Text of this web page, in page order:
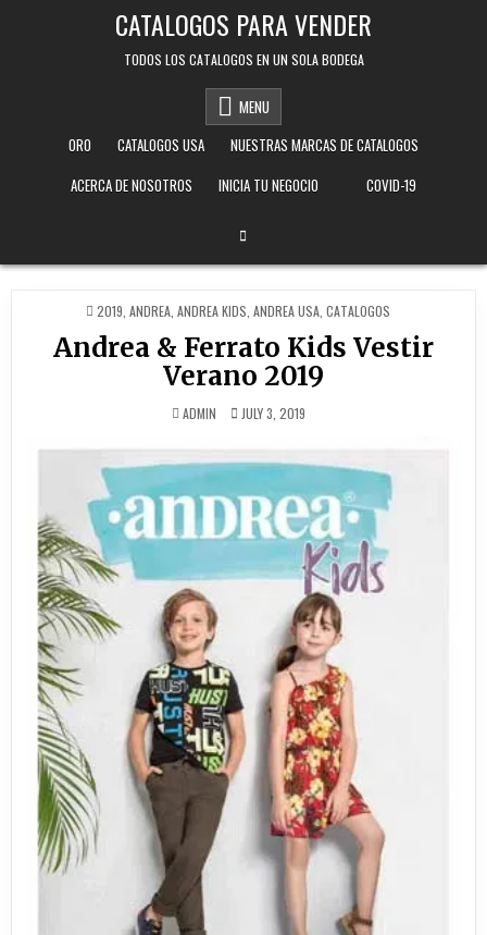
CATALOGOS PARA VENDER
TODOS LOS CATALOGOS EN UN SOLA BODEGA
MENU
ORO
CATALOGOS USA
NUESTRAS MARCAS DE CATALOGOS
ACERCA DE NOSOTROS
INICIA TU NEGOCIO COVID-19
POSTED
IN
2019 ANDREA ANDREA KIDS ANDREA USA CATALOGOS
Andrea & Ferrato Kids Vestir
Verano 2019
ADMIN JULY 3, 2019